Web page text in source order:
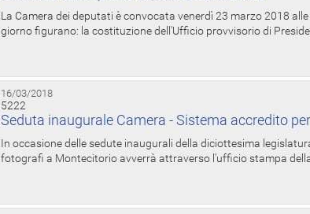
La Camera dei deputati è convocata venerdì 23 marzo 2018
giorno figurano: la costituzione dell'Ufficio provvisorio di
16/03/2018
5222
Seduta inaugurale Camera - Sistema accredito
In occasione delle sedute inaugurali della diciottesima
fotografi a Montecitorio avverrà attraverso l'ufficio stampa